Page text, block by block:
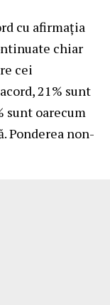
cu afirmația
chiar
cei
21% sunt
sunt oarecum
Ponderea non-